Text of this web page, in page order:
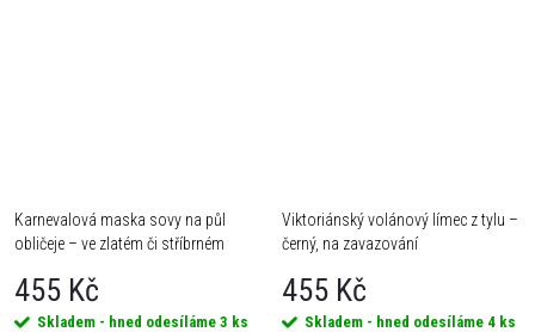
Karnevalová maska sovy na půl
obličeje – ve zlatém či stříbrném
455 Kč
Skladem - hned odesíláme 3 ks
Viktoriánský volánový límec z tylu –
černý, na zavazování
455 Kč
Skladem - hned odesíláme 4 ks